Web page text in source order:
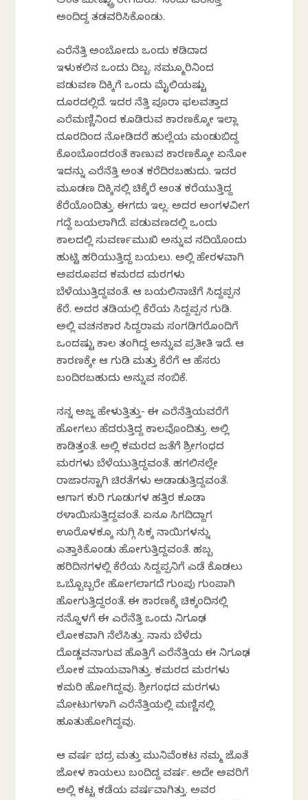
ಅಂದಿದ್ದ ತಡವರಿಸಿಕೊಂಡು.
ಎರೆನೆತ್ತಿ ಅಂಬೋದು ಒಂದು ಕಡಿದಾದ
ಇಳುಕಲಿನ ಒಂದು ದಿಬ್ಬ. ನಮ್ಮೂರಿನಿಂದ
ಪಡುವಣ ದಿಕ್ಕಿಗೆ ಒಂದು ಮೈಲಿಯಷ್ಟು
ದೂರದಲ್ಲಿದೆ. ಇದರ ನೆತ್ತಿ ಪೂರಾ ಫಲವತ್ತಾದ
ಎರೆಮಣ್ಣಿನಿಂದ ಕೂಡಿರುವ ಕಾರಣಕ್ಕೋ ಇಲ್ಲಾ
ದೂರದಿಂದ ನೋಡಿದರೆ ಹುಲ್ಲೆಯ ಮಂಡುಬಿದ್ದ
ಕೊಂಬೊಂದರಂತೆ ಕಾಣುವ ಕಾರಣಕ್ಕೋ ಏನೋ
ಇದನ್ನು ಎರೆನೆತ್ತಿ ಅಂತ ಕರೆದಿರಬಹುದು. ಇದರ
ಮೂಡಣ ದಿಕ್ಕಿನಲ್ಲಿ ಚಿಕ್ಕೆರೆ ಅಂತ ಕರೆಯುತ್ತಿದ್ದ
ಕೆರೆಯೊಂದಿತ್ತು. ಈಗದು ಇಲ್ಲ. ಅದರ ಅಂಗಳವೀಗ
ಗದ್ದೆ ಬಯಲಾಗಿದೆ. ಪಡುವಣದಲ್ಲಿ ಒಂದು
ಕಾಲದಲ್ಲಿ ಸುವರ್ಣಮುಖಿ ಅನ್ನುವ ನದಿಯೊಂದು
ಹುಟ್ಟಿ ಹರಿಯುತ್ತಿದ್ದ ಬಯಲು. ಅಲ್ಲಿ ಹೇರಳವಾಗಿ
ಅಪರೂಪದ ಕಮರದ ಮರಗಳು
ಬೆಳೆಯುತ್ತಿದ್ದವಂತೆ. ಆ ಬಯಲಿನಾಚೆಗೆ ಸಿದ್ದಪ್ಪನ
ಕೆರೆ. ಅದರ ತಡಿಯಲ್ಲಿ ಕೆರೆಯ ಸಿದ್ದಪ್ಪನ ಗುಡಿ.
ಅಲ್ಲಿ ವಚನಕಾರ ಸಿದ್ದರಾಮ ಸಂಗಡಿಗರೊಂದಿಗೆ
ಒಂದಷ್ಟು ಕಾಲ ತಂಗಿದ್ದ ಅನ್ನುವ ಪ್ರತೀತಿ ಇದೆ. ಆ
ಕಾರಣಕ್ಕೇ ಆ ಗುಡಿ ಮತ್ತು ಕೆರೆಗೆ ಆ ಹೆಸರು
ಬಂದಿರಬಹುದು ಅನ್ನುವ ನಂಬಿಕೆ.
ನನ್ನ ಅಜ್ಜ ಹೇಳುತ್ತಿತ್ತು- ಈ ಎರೆನೆತ್ತಿಯವರೆಗೆ
ಹೋಗಲು ಹೆದರುತ್ತಿದ್ದ ಕಾಲವೊಂದಿತ್ತು. ಅಲ್ಲಿ
ಕಾಡಿತ್ತಂತೆ. ಅಲ್ಲಿ ಕಮರದ ಜತೆಗೆ ಶ್ರೀಗಂಧದ
ಮರಗಳು ಬೆಳೆಯುತ್ತಿದ್ದವಂತೆ. ಹಗಲಿನಲ್ಲೇ
ರಾಜಾರಸ್ಟಾಗಿ ಚಿರತೆಗಳು ಅಡಾಡುತ್ತಿದ್ದವಂತೆ.
ಆಗಾಗ ಕುರಿ ಗೂಡುಗಳ ಹತ್ತಿರ ಕೂಡಾ
ಠಳಾಯಿಸುತ್ತಿದ್ದವಂತೆ. ಏನೂ ಸಿಗದಿದ್ದಾಗ
ಊರೊಳಕ್ಕೂ ನುಗ್ಗಿ ಸಿಕ್ಕ ನಾಯಿಗಳನ್ನು
ಎತ್ತಾಕಿಕೊಂಡು ಹೋಗುತ್ತಿದ್ದವಂತೆ. ಹಬ್ಬ
ಹರಿದಿನಗಳಲ್ಲಿ ಕೆರೆಯ ಸಿದ್ದಪ್ಪನಿಗೆ ಎಡೆ ಕೊಡಲು
ಒಬ್ಬೊಬ್ಬರೇ ಹೋಗಲಾಗದೆ ಗುಂಪು ಗುಂಪಾಗಿ
ಹೋಗುತ್ತಿದ್ದರಂತೆ. ಈ ಕಾರಣಕ್ಕೆ ಚಿಕ್ಕಂದಿನಲ್ಲಿ
ನನ್ನೊಳಗೆ ಈ ಎರೆನೆತ್ತಿ ಒಂದು ನಿಗೂಢ
ಲೋಕವಾಗಿ ನೆಲೆಸಿತ್ತು. ನಾನು ಬೆಳೆದು
ದೊಡ್ಡವನಾಗುವ ಹೊತ್ತಿಗೆ ಎರೆನೆತ್ತಿಯ ಈ ನಿಗೂಢ
ಲೋಕ ಮಾಯವಾಗಿತ್ತು. ಕಮರದ ಮರಗಳು
ಕಮರಿ ಹೋಗಿದ್ದವು. ಶ್ರೀಗಂಧದ ಮರಗಳು
ಮೋಟುಗಳಾಗಿ ಎರೆನೆತ್ತಿಯಲ್ಲಿ ಮಣ್ಣಿನಲ್ಲಿ
ಹೂತುಹೋಗಿದ್ದವು.
ಆ ವರ್ಷ ಭದ್ರ ಮತ್ತು ಮುನಿವೆಂಕಟ ನಮ್ಮ ಜೊತೆ
ಜೋಳ ಕಾಯಲು ಬಂದಿದ್ದ ವರ್ಷ. ಅದೇ ಅವರಿಗೆ
ಅಲ್ಲಿ ಕಟ್ಟ ಕಡೆಯ ವರ್ಷವಾಗಿತ್ತು. ಅವರ